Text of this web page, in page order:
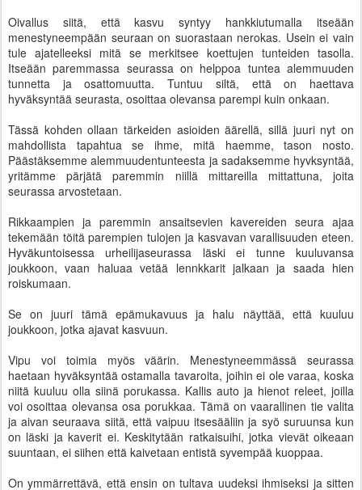
Oivallus siitä, että kasvu syntyy hankkiutumalla itseään
menestyneempään seuraan on suorastaan nerokas. Usein ei vain
tule ajatelleeksi mitä se merkitsee koettujen tunteiden tasolla.
Itseään paremmassa seurassa on helppoa tuntea alemmuuden
tunnetta ja osattomuutta. Tuntuu siltä, että on haettava
hyväksyntää seurasta, osoittaa olevansa parempi kuin onkaan.
Tässä kohden ollaan tärkeiden asioiden äärellä, sillä juuri nyt on
mahdollista tapahtua se ihme, mitä haemme, tason nosto.
Päästäksemme alemmuudentunteesta ja sadaksemme hyvksyntää,
yritämme pärjätä paremmin niillä mittareilla mittattuna, joita
seurassa arvostetaan.
Rikkaampien ja paremmin ansaitsevien kavereiden seura ajaa
tekemään töitä parempien tulojen ja kasvavan varallisuuden eteen.
Hyväkuntoisessa urheilijaseurassa läski ei tunne kuuluvansa
joukkoon, vaan haluaa vetää lennkkarit jalkaan ja saada hien
roiskumaan.
Se on juuri tämä epämukavuus ja halu näyttää, että kuuluu
joukkoon, jotka ajavat kasvuun.
Vipu voi toimia myös väärin. Menestyneemmässä seurassa
haetaan hyväksyntää ostamalla tavaroita, joihin ei ole varaa, koska
niitä kuuluu olla siinä porukassa. Kallis auto ja hienot releet, joilla
voi osoittaa olevansa osa porukkaa. Tämä on vaarallinen tie valita
ja aivan seuraava siitä, että vaipuu itsesääliin ja syö suruunsa kun
on läski ja kaverit ei. Keskitytään ratkaisuihi, jotka vievät oikeaan
suuntaan, ei siihen että kaivetaan entistä syvempää kuoppaa.
On ymmärrettävä, että ensin on tultava uudeksi ihmiseksi ja sitten